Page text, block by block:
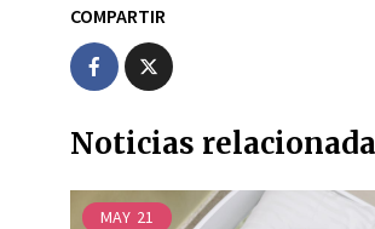
COMPARTIR
Noticias
MAY 21